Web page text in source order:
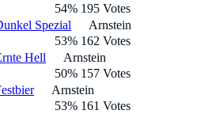
54% 195 Votes
Spezial
Arnstein
53% 162 Votes
Hell
Arnstein
50% 157 Votes
Arnstein
53% 161 Votes